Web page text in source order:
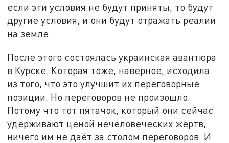
если эти условия не будут приняты, то будут
другие условия, и они будут отражать реалии
на земле.
После этого состоялась украинская авантюра
в Курске. Которая тоже, наверное, исходила
из того, что это улучшит их переговорные
позиции. Но переговоров не произошло.
Потому что тот пятачок, который они сейчас
удерживают ценой нечеловеческих жертв,
ничего им не даёт за столом переговоров. И